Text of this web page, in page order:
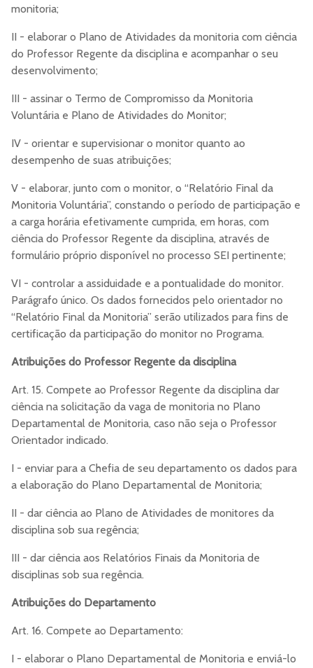
monitoria;
II - elaborar o Plano de Atividades da monitoria com ciência
do Professor Regente da disciplina e acompanhar o seu
desenvolvimento;
III - assinar o Termo de Compromisso da Monitoria
Voluntária e Plano de Atividades do Monitor;
IV - orientar e supervisionar o monitor quanto ao
desempenho de suas atribuições;
V - elaborar, junto com o monitor, o “Relatório Final da
Monitoria Voluntária”, constando o período de participação e
a carga horária efetivamente cumprida, em horas, com
ciência do Professor Regente da disciplina, através de
formulário próprio disponível no processo SEI pertinente;
VI - controlar a assiduidade e a pontualidade do monitor.
Parágrafo único. Os dados fornecidos pelo orientador no
“Relatório Final da Monitoria” serão utilizados para fins de
certificação da participação do monitor no Programa.
Atribuições do Professor Regente da disciplina
Art. 15. Compete ao Professor Regente da disciplina dar
ciência na solicitação da vaga de monitoria no Plano
Departamental de Monitoria, caso não seja o Professor
Orientador indicado.
I - enviar para a Chefia de seu departamento os dados para
a elaboração do Plano Departamental de Monitoria;
II - dar ciência ao Plano de Atividades de monitores da
disciplina sob sua regência;
III - dar ciência aos Relatórios Finais da Monitoria de
disciplinas sob sua regência.
Atribuições do Departamento
Art. 16. Compete ao Departamento:
I - elaborar o Plano Departamental de Monitoria e enviá-lo